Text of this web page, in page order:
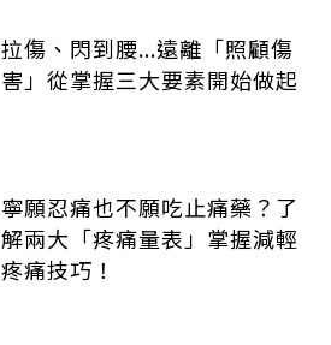
拉傷、閃到腰...遠離「照顧傷
害」從掌握三大要素開始做起
寧願忍痛也不願吃止痛藥？了
解兩大「疼痛量表」掌握減輕
疼痛技巧！